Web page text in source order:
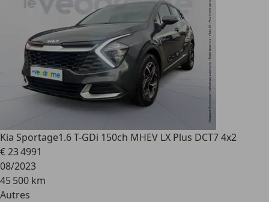
Kia Sportage1.6 T-GDi 150ch MHEV LX Plus DCT7 4x2
€ 23 4991
08/2023
45 500 km
Autres